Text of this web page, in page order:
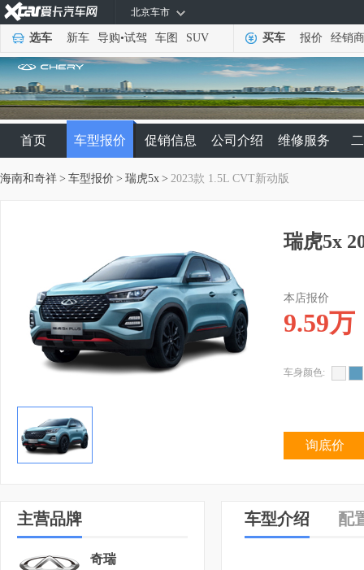
北京车市
选车 新车 导购•试驾 车图 SUV 买车 报价 经销商
首页 车型报价 促销信息 公司介绍 维修服务
海南和奇祥 > 车型报价 > 瑞虎5x > 2023款 1.5L CVT新动版
瑞虎5x
本店报价
9.59万
车身颜色:
询底价
主营品牌
奇瑞
车型介绍 配